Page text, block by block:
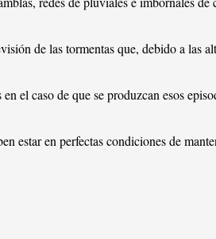
de las tormentas que, debido a las
el caso de que se produzcan esos
estar en perfectas condiciones de